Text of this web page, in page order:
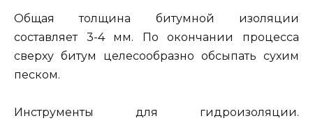
Общая толщина битумной изоляции
составляет 3-4 мм. По окончании процесса
сверху битум целесообразно обсыпать сухим
песком.
Инструменты для гидроизоляции.